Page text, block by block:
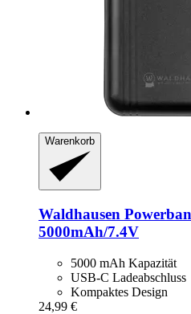
Warenkorb
Waldhausen
5000mAh/7.4V
5000 mAh Kapazität
USB-C Ladeabschluss
Kompaktes Design
24,99 €